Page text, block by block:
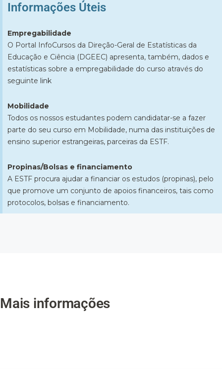
Informações Úteis​
Empregabilidade
O Portal InfoCursos da Direção-Geral de Estatísticas da
Educação e Ciência (DGEEC) apresenta, também, dados e
estatísticas sobre a empregabilidade do curso através do
seguinte link
Mobilidade
Todos os nossos estudantes podem candidatar-se a fazer
parte do seu curso em Mobilidade, numa das instituições de
ensino superior estrangeiras, parceiras da ESTF.
Propinas/Bolsas e financiamento
​A ESTF procura ajudar a financiar os estudos (propinas​), pelo
que promove um conjunto de apoios financeiros, tais como
protocolos, bolsas e financiamento.
Mais informações